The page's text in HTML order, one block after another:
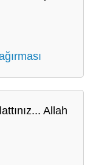
Allah